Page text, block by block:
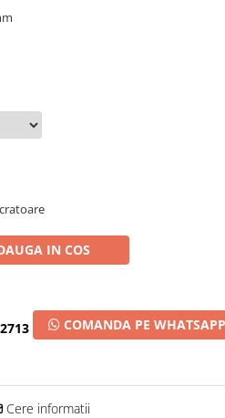
IN COS
COMANDA PE WHATSAPP
Cere informatii